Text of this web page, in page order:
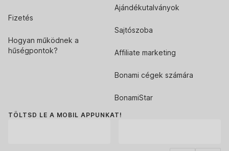
Fizetés
Hogyan működnek a
hűségpontok?
Ajándékutalványok
Sajtószoba
Affiliate marketing
Bonami cégek számára
BonamiStar
TÖLTSD LE A MOBIL APPUNKAT!